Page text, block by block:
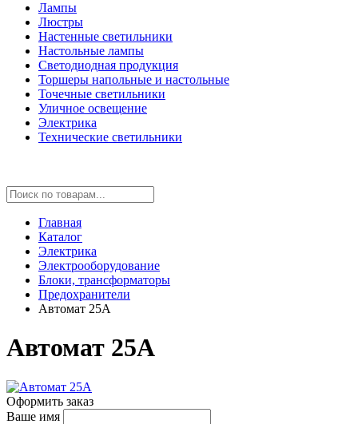
Лампы
Люстры
Настенные светильники
Настольные лампы
Светодиодная продукция
Торшеры напольные и настольные
Точечные светильники
Уличное освещение
Электрика
Технические светильники
Главная
Каталог
Электрика
Электрооборудование
Блоки, трансформаторы
Предохранители
Автомат 25А
Автомат 25А
Оформить заказ
Ваше имя